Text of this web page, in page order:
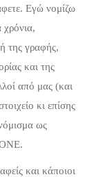
Εγώ νομίζω
χρόνια,
της γραφής,
και της
από μας (και
κι επίσης
ως
ΟΝΕ.
και κάποιοι